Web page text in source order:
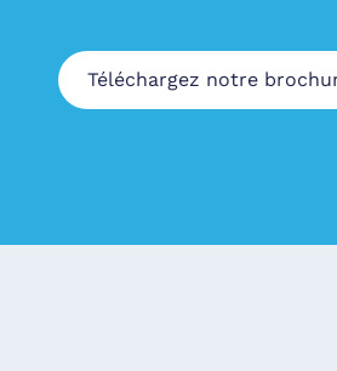
Téléchargez notre